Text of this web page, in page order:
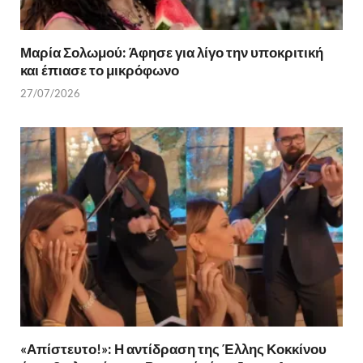
Μαρία Σολωμού: Άφησε για λίγο την υποκριτική
και έπιασε το μικρόφωνο
27/07/2026
«Απίστευτο!»: Η αντίδραση της Έλλης Κοκκίνου